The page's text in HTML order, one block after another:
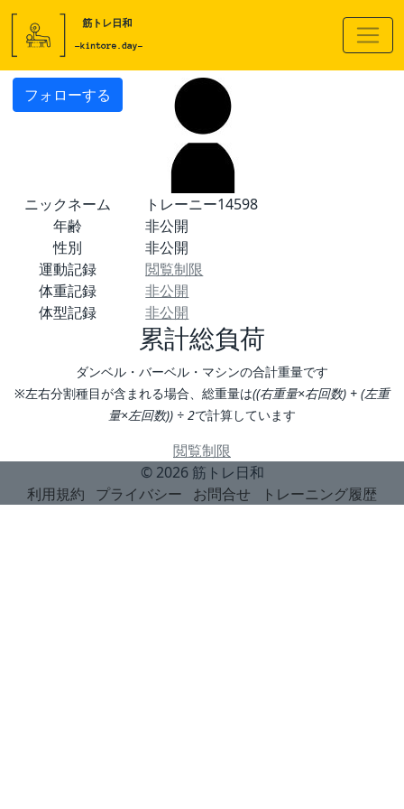
フォローする
ニックネーム
トレーニー14598
年齢
非公開
性別
非公開
運動記録
閲覧制限
体重記録
非公開
体型記録
非公開
累計総負荷
ダンベル・バーベル・マシンの合計重量です
※左右分割種目が含まれる場合、総重量は((右重量×右回数) + (左重
量×左回数)) ÷ 2で計算しています
閲覧制限
© 2026 筋トレ日和
利用規約
プライバシー お問合せ トレーニング履歴